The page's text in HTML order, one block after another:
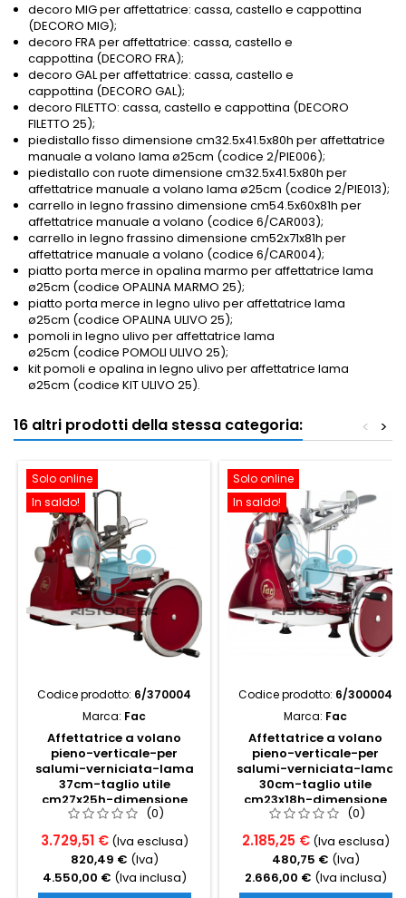
decoro MIG per affettatrice: cassa, castello e cappottina
(DECORO MIG);
decoro FRA per affettatrice: cassa, castello e
cappottina (DECORO FRA);
decoro GAL per affettatrice: cassa, castello e
cappottina (DECORO GAL);
decoro FILETTO: cassa, castello e cappottina (DECORO
FILETTO 25);
piedistallo fisso dimensione cm32.5x41.5x80h per affettatrice
manuale a volano lama ø25cm (codice 2/PIE006);
piedistallo con ruote dimensione cm32.5x41.5x80h per
affettatrice manuale a volano lama ø25cm (codice 2/PIE013);
carrello in legno frassino dimensione cm54.5x60x81h per
affettatrice manuale a volano (codice 6/CAR003);
carrello in legno frassino dimensione cm52x71x81h per
affettatrice manuale a volano (codice 6/CAR004);
piatto porta merce in opalina marmo per affettatrice lama
ø25cm (codice OPALINA MARMO 25);
piatto porta merce in legno ulivo per affettatrice lama
ø25cm (codice OPALINA ULIVO 25);
pomoli in legno ulivo per affettatrice lama
ø25cm (codice POMOLI ULIVO 25);
kit pomoli e opalina in legno ulivo per affettatrice lama
ø25cm (codice KIT ULIVO 25).
16 altri prodotti della stessa categoria: >
<
Solo online
In saldo!
Codice prodotto: 6/370004
Marca: Fac
Affettatrice a volano
pieno-verticale-per
salumi-verniciata-lama
37cm-taglio utile
cm27x25h-dimensione
cm71x87x80h(0)
3.729,51 € (Iva esclusa)
820,49 € (Iva)
4.550,00 € (Iva inclusa)
Solo online
In saldo!
Codice prodotto: 6/300004
Marca: Fac
Affettatrice a volano
pieno-verticale-per
salumi-verniciata-lama
30cm-taglio utile
cm23x18h-dimensione
cm60x72x74h
(0)
2.185,25 € (Iva esclusa)
480,75 € (Iva)
2.666,00 € (Iva inclusa)